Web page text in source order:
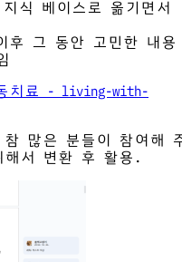
식 베이스로 옮기면서
후 그 동안 고민한 내용
동치료 - living-with-
많은 분들이 참여해
해서 변환 후 활용.